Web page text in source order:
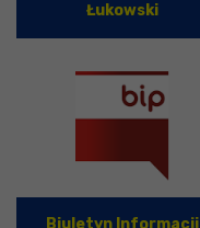
Łukowski
Biuletyn Informacji